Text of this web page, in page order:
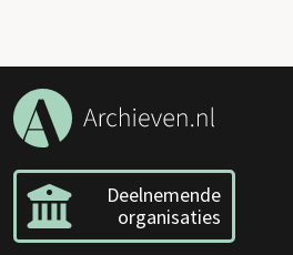
Deelnemende
organisaties